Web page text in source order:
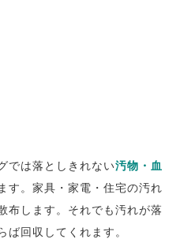
では落としきれない汚物・血
す。家具・家電・住宅の汚れ
布します。それでも汚れが落
ば回収してくれます。